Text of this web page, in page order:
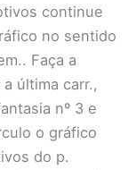
continue
no sentido
Faça a
última carr.,
nº 3 e
o gráfico
do p.